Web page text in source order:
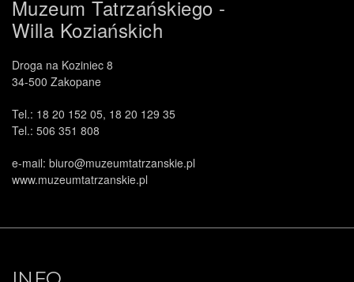
Muzeum Tatrzańskiego -
Willa Koziańskich
Droga na Koziniec 8
34-500 Zakopane
Tel.: 18 20 152 05, 18 20 129 35
Tel.: 506 351 808
e-mail: biuro@muzeumtatrzanskie.pl
www.muzeumtatrzanskie.pl